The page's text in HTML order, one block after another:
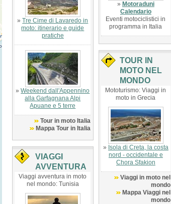
»Tre Cime di Lavaredo in
moto: itinerario e guide
pratiche
»Weekend dall'Appennino
alla Garfagnana Alpi
Apuane e 5 terre
Tour in moto Italia
Mappa Tour in Italia
VIAGGI
AVVENTURA
Viaggi avventura in moto
nel mondo: Tunisia
» Motoraduni
Calendario
Eventi motociclistici in
programma in Italia
TOUR IN
MOTO NEL
MONDO
Mototurismo: Viaggi in
moto in Grecia
» Isola di Creta, la costa
nord - occidentale e
Chora Sfakion
Viaggi in moto nel
mondo
Mappa Viaggi nel
mondo